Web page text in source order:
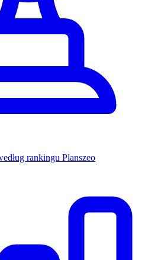
rankingu Planszeo